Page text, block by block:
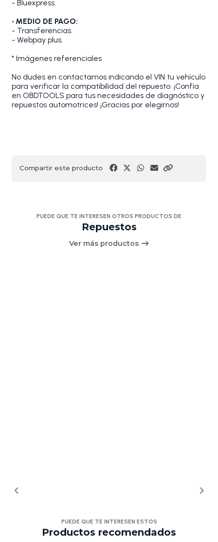
- Bluexpress.
• MEDIO DE PAGO:
- Transferencias.
- Webpay plus.
* Imágenes referenciales
No dudes en contactarnos indicando el VIN tu vehículo
para verificar la compatibilidad del repuesto. ¡Confía
en OBDTOOLS para tus necesidades de diagnóstico y
repuestos automotrices! ¡Gracias por elegirnos!
Compartir este producto
PUEDE QUE TE INTERESEN OTROS PRODUCTOS DE
Repuestos
Ver más productos
PUEDE QUE TE INTERESEN ESTOS
Productos recomendados